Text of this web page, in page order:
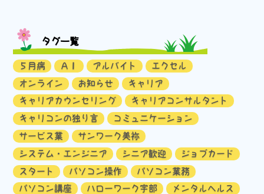
タグ一覧
５月病 ＡＩ アルバイト
エクセル
オンライン
お知らせ
キャリア
キャリアカウンセリング
キャリアコンサルタント
キャリコンの独り言
コミュニケーション
サービス業
サンワーク美祢
システム・エンジニア
シニア歓迎
ジョブカード
スタート
パソコン操作
パソコン業務
パソコン講座
ハローワーク宇部
メンタルヘルス